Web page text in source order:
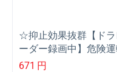
☆抑止効果抜群【ドラ
ーダー録画中】危険
671 円